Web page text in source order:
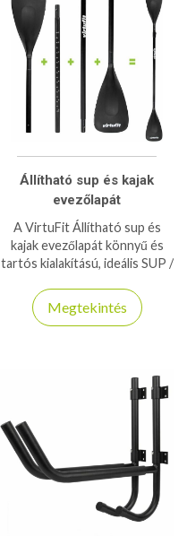
Állítható sup és kajak
evezőlapát
A VirtuFit Állítható sup és
kajak evezőlapát könnyű és
tartós kialakítású, ideális SUP /
markolat és állítható hossz a
maximális kényelemért.
Megtekintés